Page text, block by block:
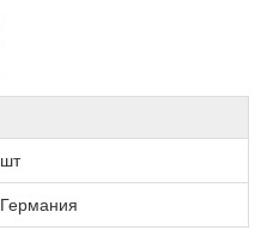
шт
Германия